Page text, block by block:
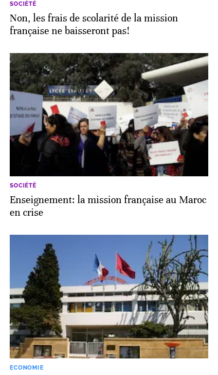
SOCIÉTÉ
Non, les frais de scolarité de la mission
française ne baisseront pas!
SOCIÉTÉ
Enseignement: la mission française au Maroc
en crise
ECONOMIE